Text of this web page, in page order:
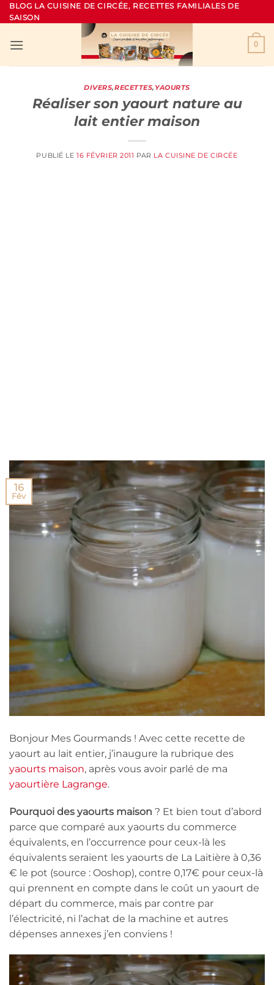
Passer
au
BLOG LA CUISINE DE CIRCÉE, RECETTES FAMILIALES DE
SAISON
0
DIVERS,RECETTES, YAOURTS
Réaliser son yaourt nature au
lait entier maison
PUBLIÉ LE16 FÉVRIER 2011 PAR LA CUISINE DE CIRCÉE
16
Fév
Bonjour Mes Gourmands ! Avec cette recette de
yaourt au lait entier, j’inaugure la rubrique des
yaourts maison, après vous avoir parlé de ma
yaourtière Lagrange.
Pourquoi des yaourts maison ? Et bien tout d’abord
parce que comparé aux yaourts du commerce
équivalents, en l’occurrence pour ceux-là les
équivalents seraient les yaourts de La Laitière à 0,36
€ le pot (source : Ooshop), contre 0,17€ pour ceux-là
qui prennent en compte dans le coût un yaourt de
départ du commerce, mais par contre par
l’électricité, ni l’achat de la machine et autres
dépenses annexes j’en conviens !